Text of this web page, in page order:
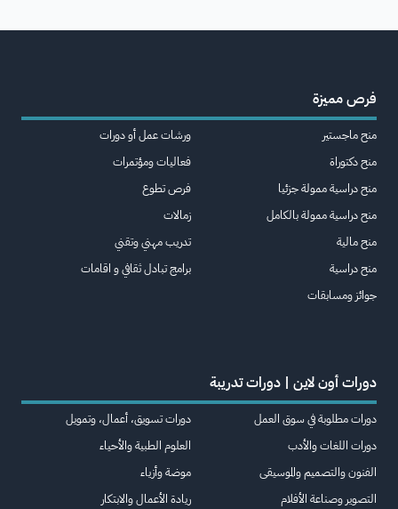
فرص مميزة
منح ماجستير
منح دكتوراة
منح دراسية ممولة جزئيا
منح دراسية ممولة بالكامل
منح مالية
منح دراسية
جوائز ومسابقات
ورشات عمل أو دورات
فعاليات ومؤتمرات
فرص تطوع
زمالات
تدريب مهني وتقني
برامج تبادل ثقافي و اقامات
دورات أون لاين | دورات تدريبة
دورات مطلوبة في سوق العمل
دورات اللغات والأدب
الفنون والتصميم والموسيقى
التصوير وصناعة الأفلام
دورات تسويق، أعمال، وتمويل
العلوم الطبية والأحياء
موضة وأزياء
ريادة الأعمال والابتكار